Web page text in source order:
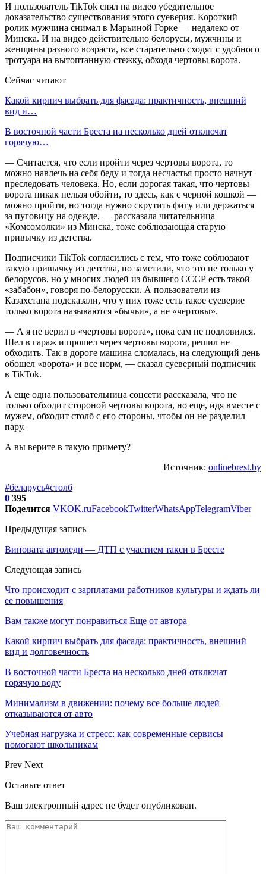
И пользователь TikTok снял на видео убедительное
доказательство существования этого суеверия. Короткий
ролик мужчина снимал в Марьиной Горке — недалеко от
Минска. И на видео действительно белорусы, мужчины и
женщины разного возраста, все старательно сходят с удобного
тротуара на вытоптанную стежку, обходя чертовы ворота.
Сейчас читают
Какой кирпич выбрать для фасада: практичность, внешний
вид и…
В восточной части Бреста на несколько дней отключат
горячую…
— Считается, что если пройти через чертовы ворота, то
можно навлечь на себя беду и тогда несчастья просто начнут
преследовать человека. Но, если дорогая такая, что чертовы
ворота никак нельзя обойти, то здесь, как с черной кошкой —
можно пройти, но тогда нужно скрутить фигу или держаться
за пуговицу на одежде, — рассказала читательница
«Комсомолки» из Минска, тоже соблюдающая старую
привычку из детства.
Подписчики TikTok согласились с тем, что тоже соблюдают
такую привычку из детства, но заметили, что это не только у
белорусов, но у многих людей из бывшего СССР есть такой
«забабон», говоря по-белорусски. А пользователи из
Казахстана подсказали, что у них тоже есть такое суеверие
только ворота называются «бычьи», а не «чертовы».
— А я не верил в «чертовы ворота», пока сам не подловился.
Шел в гараж и прошел через чертовы ворота, решил не
обходить. Так в дороге машина сломалась, на следующий день
обошел «ворота» и все норм, — сказал суеверный подписчик
в TikTok.
А еще одна пользовательница соцсети рассказала, что не
только обходит стороной чертовы ворота, но еще, идя вместе с
мужем, обходит столб с его стороны, чтобы он не разделил
пару.
А вы верите в такую примету?
Источник: onlinebrest.by
#беларусь#столб
0 395
Поделится VKOK.ruFacebookTwitterWhatsAppTelegramViber
Предыдущая запись
Виновата автоледи — ДТП с участием такси в Бресте
Следующая запись
Что происходит с зарплатами работников культуры и ждать ли
ее повышения
Вам также могут понравиться Еще от автора
Какой кирпич выбрать для фасада: практичность, внешний
вид и долговечность
В восточной части Бреста на несколько дней отключат
горячую воду
Минимализм в движении: почему все больше людей
отказываются от авто
Учебная нагрузка и стресс: как современные сервисы
помогают школьникам
Prev Next
Оставьте ответ
Ваш электронный адрес не будет опубликован.